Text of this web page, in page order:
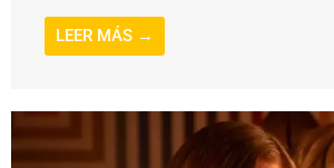
LEER MÁS →